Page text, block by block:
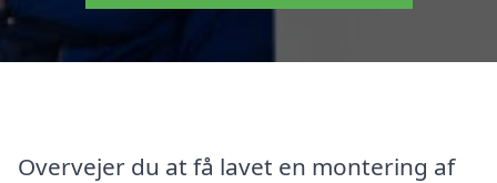
Overvejer du at få lavet en montering af